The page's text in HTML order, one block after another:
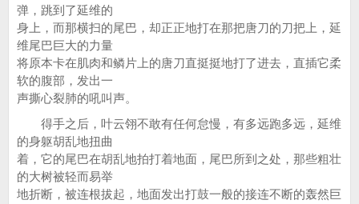
弹，跳到了延维的
身上，而那横扫的尾巴，却正正地打在那把唐刀的刀把上，延
维尾巴巨大的力量
将原本卡在肌肉和鳞片上的唐刀直挺挺地打了进去，直插它柔
软的腹部，发出一
声撕心裂肺的吼叫声。
得手之后，叶云翎不敢有任何怠慢，有多远跑多远，延维
的身躯胡乱地扭曲
着，它的尾巴在胡乱地拍打着地面，尾巴所到之处，那些粗壮
的大树被轻而易举
地折断，被连根拔起，地面发出打鼓一般的接连不断的轰然巨